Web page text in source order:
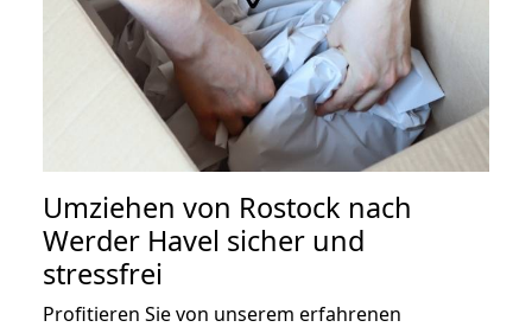
Umziehen von Rostock nach
Werder Havel sicher und
stressfrei
Profitieren Sie von unserem erfahrenen